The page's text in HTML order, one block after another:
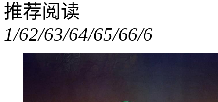
推荐阅读
1/62/63/64/65/66/6